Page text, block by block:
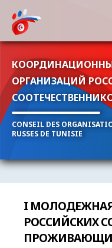
ОРГАНИЗАЦИЙ
CONSEIL DES
RUSSES DE TUNISIE
I
РОССИЙСКИХ